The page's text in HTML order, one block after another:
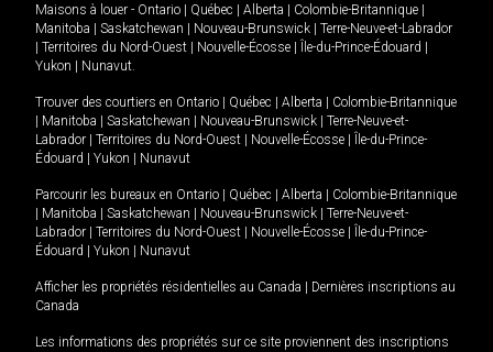
Maisons à louer - Ontario Québec Alberta Colombie-Britannique
Manitoba
Saskatchewan Nouveau-Brunswick
Terre-Neuve-et-Labrador
Territoires du Nord-Ouest Nouvelle-Écosse Île-du-Prince-Édouard
Yukon
Nunavut.
Trouver des courtiers en Ontario Québec Alberta
Colombie-Britannique
Manitoba Saskatchewan Nouveau-Brunswick
Terre-Neuve-et-
Labrador
Territoires du Nord-Ouest Nouvelle-Écosse
Île-du-Prince-
Édouard
Yukon Nunavut
Parcourir les bureaux en Ontario Québec Alberta
Colombie-Britannique
Manitoba Saskatchewan Nouveau-Brunswick
Terre-Neuve-et-
Labrador
Territoires du Nord-Ouest Nouvelle-Écosse
Île-du-Prince-
Édouard
Yukon Nunavut
Afficher les propriétés résidentielles au Canada
Dernières inscriptions au
Canada
Les informations des propriétés sur ce site proviennent des inscriptions